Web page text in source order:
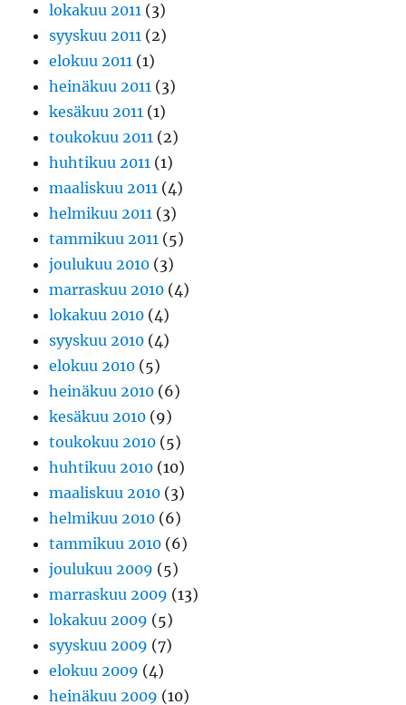
lokakuu 2011 (3)
syyskuu 2011 (2)
elokuu 2011 (1)
heinäkuu 2011 (3)
kesäkuu 2011 (1)
toukokuu 2011 (2)
huhtikuu 2011 (1)
maaliskuu 2011 (4)
helmikuu 2011 (3)
tammikuu 2011 (5)
joulukuu 2010 (3)
marraskuu 2010 (4)
lokakuu 2010 (4)
syyskuu 2010 (4)
elokuu 2010 (5)
heinäkuu 2010 (6)
kesäkuu 2010 (9)
toukokuu 2010 (5)
huhtikuu 2010 (10)
maaliskuu 2010 (3)
helmikuu 2010 (6)
tammikuu 2010 (6)
joulukuu 2009 (5)
marraskuu 2009 (13)
lokakuu 2009 (5)
syyskuu 2009 (7)
elokuu 2009 (4)
heinäkuu 2009 (10)